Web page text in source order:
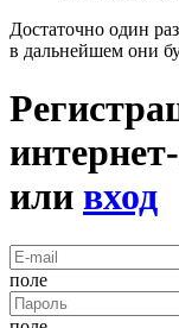
Достаточно один
в дальнейшем они
или вход
поле